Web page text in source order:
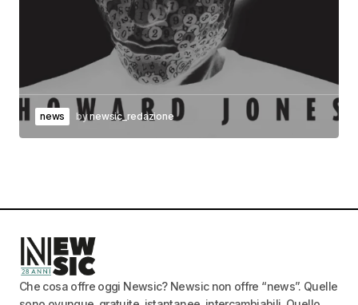
news bynewsic_redazione
Che cosa offre oggi Newsic? Newsic non offre “news”. Quelle